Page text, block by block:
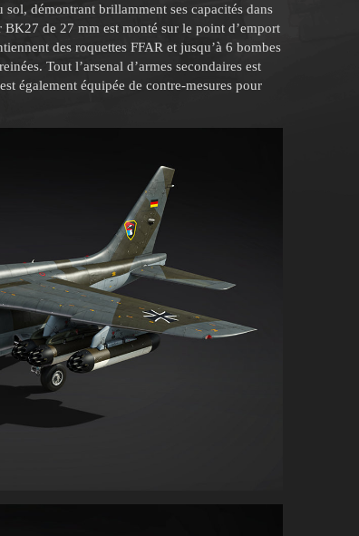
démontrant brillamment ses capacités dans
de 27 mm est monté sur le point d’emport
des roquettes FFAR et jusqu’à 6 bombes
Tout l’arsenal d’armes secondaires est
également équipée de contre-mesures pour